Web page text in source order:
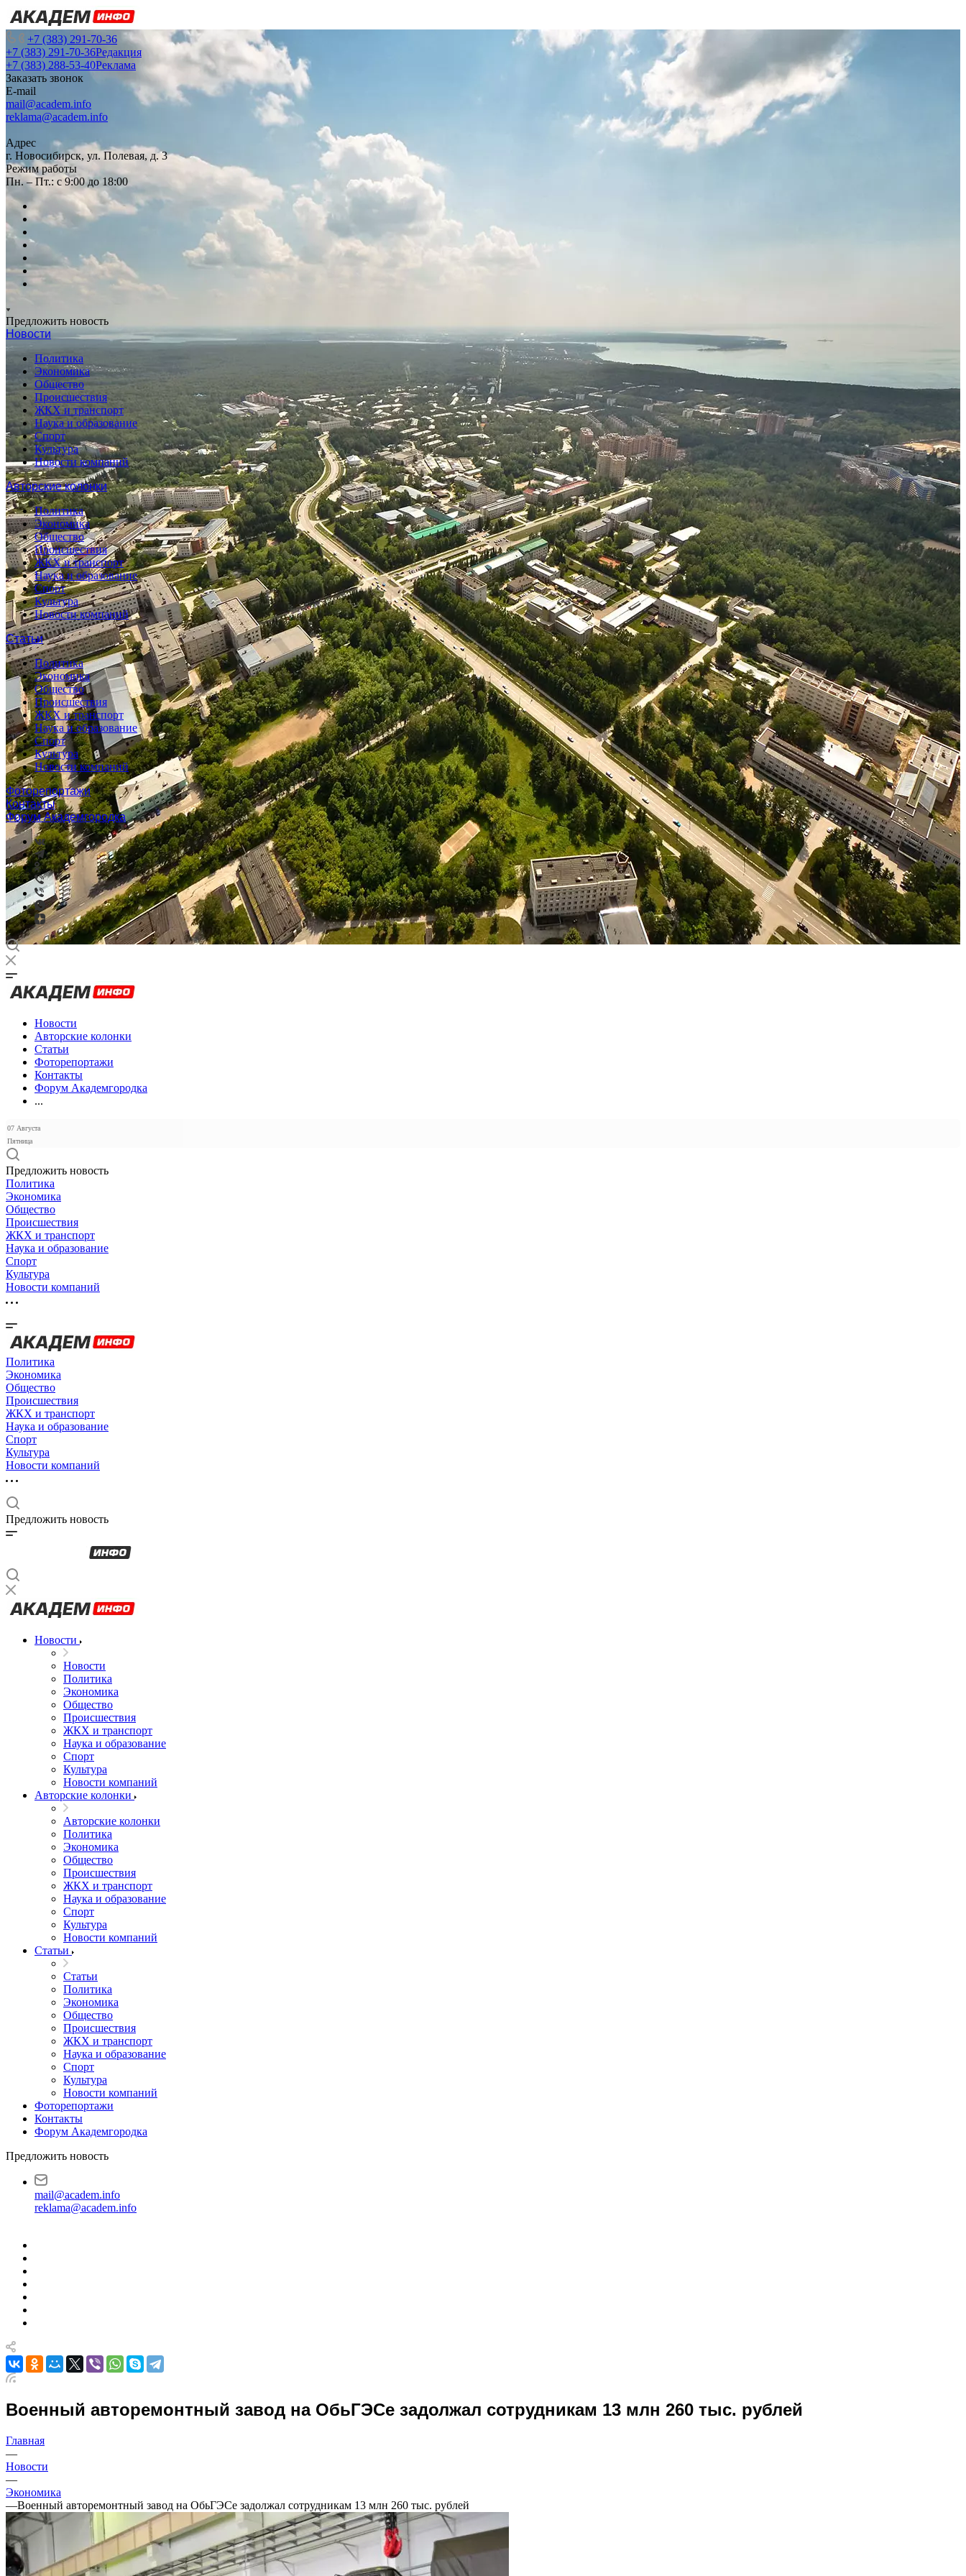
+7 (383) 291-70-36
+7 (383) 291-70-36Редакция
+7 (383) 288-53-40Реклама
Заказать звонок
E-mail
mail@academ.info
reklama@academ.info
Адрес
г. Новосибирск, ул. Полевая, д. 3
Режим работы
Пн. – Пт.: с 9:00 до 18:00
Предложить новость
Новости
Политика
Экономика
Общество
Происшествия
ЖКХ и транспорт
Наука и образование
Спорт
Культура
Новости компаний
Авторские колонки
Политика
Экономика
Общество
Происшествия
ЖКХ и транспорт
Наука и образование
Спорт
Культура
Новости компаний
Статьи
Политика
Экономика
Общество
Происшествия
ЖКХ и транспорт
Наука и образование
Спорт
Культура
Новости компаний
Фоторепортажи
Контакты
Форум Академгородка
Новости
Авторские колонки
Статьи
Фоторепортажи
Контакты
Форум Академгородка
...
07 Августа
Пятница
Предложить новость
Политика
Экономика
Общество
Происшествия
ЖКХ и транспорт
Наука и образование
Спорт
Культура
Новости компаний
Политика
Экономика
Общество
Происшествия
ЖКХ и транспорт
Наука и образование
Спорт
Культура
Новости компаний
Предложить новость
Новости
Новости
Политика
Экономика
Общество
Происшествия
ЖКХ и транспорт
Наука и образование
Спорт
Культура
Новости компаний
Авторские колонки
Авторские колонки
Политика
Экономика
Общество
Происшествия
ЖКХ и транспорт
Наука и образование
Спорт
Культура
Новости компаний
Статьи
Статьи
Политика
Экономика
Общество
Происшествия
ЖКХ и транспорт
Наука и образование
Спорт
Культура
Новости компаний
Фоторепортажи
Контакты
Форум Академгородка
Предложить новость
mail@academ.info
reklama@academ.info
Военный авторемонтный завод на ОбьГЭСе задолжал сотрудникам 13 млн 260 тыс. рублей
Главная
—
Новости
—
Экономика
—Военный авторемонтный завод на ОбьГЭСе задолжал сотрудникам 13 млн 260 тыс. рублей